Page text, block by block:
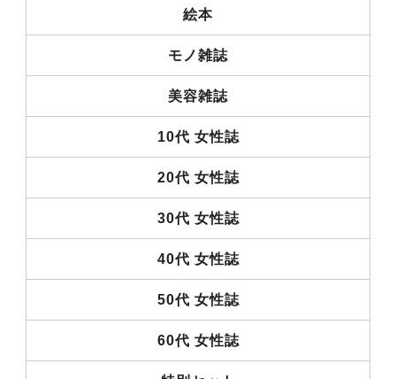
絵本
モノ雑誌
美容雑誌
10代 女性誌
20代 女性誌
30代 女性誌
40代 女性誌
50代 女性誌
60代 女性誌